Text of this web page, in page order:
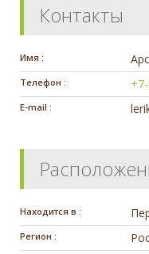
Контакты
Имя :
Телефон :
E-mail :
Находится в :
Регион :